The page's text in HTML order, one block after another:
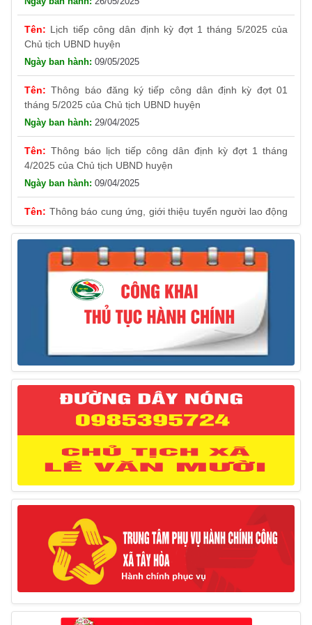
e
Lịch tiếp công dân định kỳ đợt 1 tháng 5/2025 của
Chủ tịch UBND huyện
09/05/2025
Thông báo đăng ký tiếp công dân định kỳ đợt 01
tháng 5/2025 của Chủ tịch UBND huyện
29/04/2025
Thông báo lịch tiếp công dân định kỳ đợt 1 tháng
4/2025 của Chủ tịch UBND huyện
09/04/2025
Thông báo cung ứng, giới thiệu tuyển người lao động
Việt Nam vào các vị trí công việc dự kiến tuyển người lao
động nước ngoài
31/03/2025
Thông báo treo cờ Tổ quốc nhân kỷ niệm 50 năm
Ngày giải phóng tỉnh Phú Yên (01/4/1975 – 01/4/2025)
28/03/2025
Thông báo giới thiệu, cung ứng lao động Việt Nam
cho Liên danh Hengtong International Engineering Co.,Ltd
27/03/2025
Thông báo đăng ký tiếp công dân định kỳ đợt 02
12/03/2025
Thông báo lịch công tác của Chủ tịch, các Phó Chủ
tịch UBND huyện và Phó Chủ tịch Hội đồng nhân dân
huyện (Từ ngày 10/3/2025 – 14/3/2025)
10/03/2025
Thông báo tổ chức thực hiện Cưỡng chế buộc thực
hiện biện pháp khắc phục hậu quả trong lĩnh vực đất đai
17/06/2025
Thông báo đăng ký tiếp công dân định kỳ đợt 01
tháng 6/2025 của Chủ tịch UBND huyện